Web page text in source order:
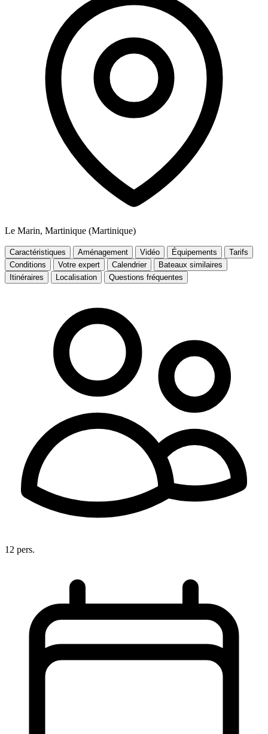
Le Marin, Martinique (Martinique)
Caractéristiques Aménagement Vidéo Équipements
Tarifs
Conditions
Votre expert Calendrier
Bateaux similaires
Itinéraires
Localisation Questions fréquentes
12 pers.